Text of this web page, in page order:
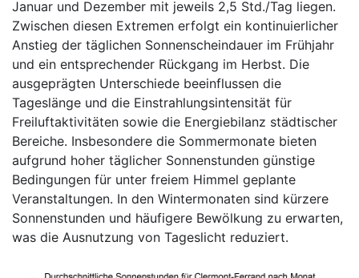
Januar und Dezember mit jeweils 2,5 Std./Tag liegen.
Zwischen diesen Extremen erfolgt ein kontinuierlicher
Anstieg der täglichen Sonnenscheindauer im Frühjahr
und ein entsprechender Rückgang im Herbst. Die
ausgeprägten Unterschiede beeinflussen die
Tageslänge und die Einstrahlungsintensität für
Freiluftaktivitäten sowie die Energiebilanz städtischer
Bereiche. Insbesondere die Sommermonate bieten
aufgrund hoher täglicher Sonnenstunden günstige
Bedingungen für unter freiem Himmel geplante
Veranstaltungen. In den Wintermonaten sind kürzere
Sonnenstunden und häufigere Bewölkung zu erwarten,
was die Ausnutzung von Tageslicht reduziert.